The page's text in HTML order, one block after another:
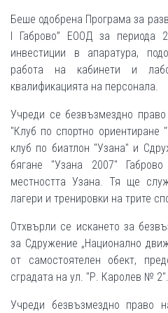
Беше одобрена Програма за
І Габрово” ЕООД за периода
инвестиции в апаратура,
работа на кабинети и
квалификацията на персонала.
Учреди се безвъзмездно
"Клуб по спортно ориентиране
клуб по биатлон "Узана" и
бягане "Узана 2007"
местността Узана. Тя ще
лагери и тренировки на трите
Отхвърли се искането за
за Сдружение „Национално
от самостоятелен обект,
сградата на ул. "Р. Каролев № 2".
Учреди безвъзмездно право